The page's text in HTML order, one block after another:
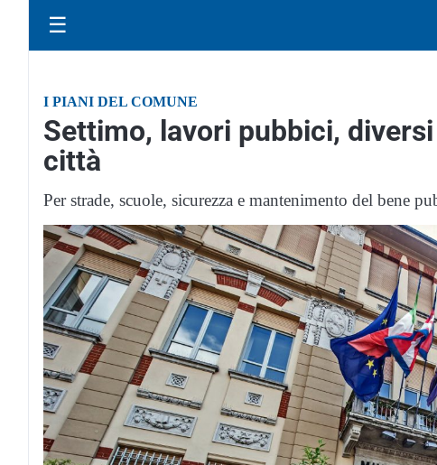
☰
I PIANI DEL COMUNE
Settimo, lavori pubbici,
città
Per strade, scuole, sicurezza e mantenimento del bene